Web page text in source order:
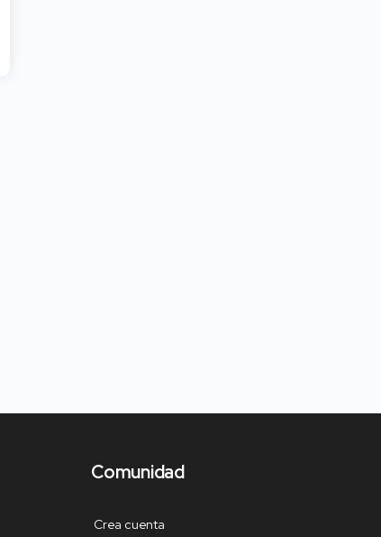
Comunidad
Crea cuenta